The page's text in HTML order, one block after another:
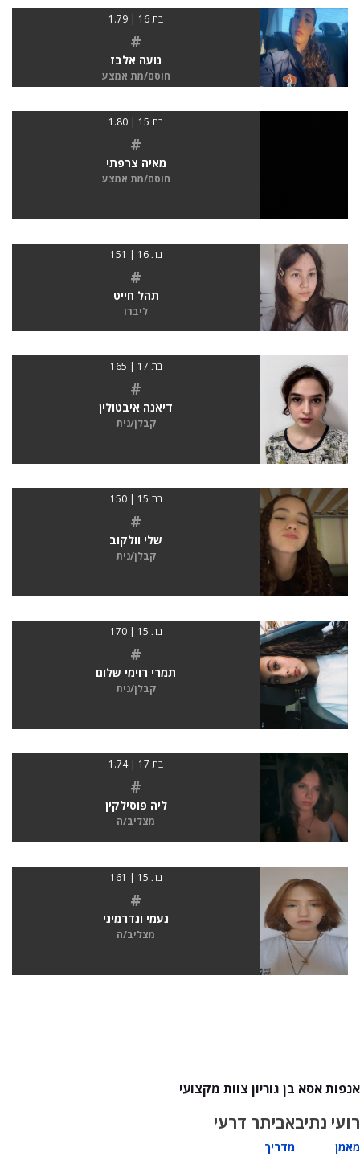
בת 16 | 1.79
#
נועה אלבז
חוסם/מת אמצע
בת 15 | 1.80
#
מאיה צרפתי
חוסם/מת אמצע
בת 16 | 151
#
תהל חייט
ליברו
בת 17 | 165
#
דיאנה איבטולין
קבלן/נית
בת 15 | 150
#
שלי וולקוב
קבלן/נית
בת 15 | 170
#
תמרי רוימי שלום
קבלן/נית
בת 17 | 1.74
#
ליה פוסילקין
מצליב/ה
בת 15 | 161
#
נעמי ונדרמיני
מצליב/ה
אנפות אסא בן גוריון צוות מקצועי
רועי נתיב
מאמן
אביתר דרעי
מדריך